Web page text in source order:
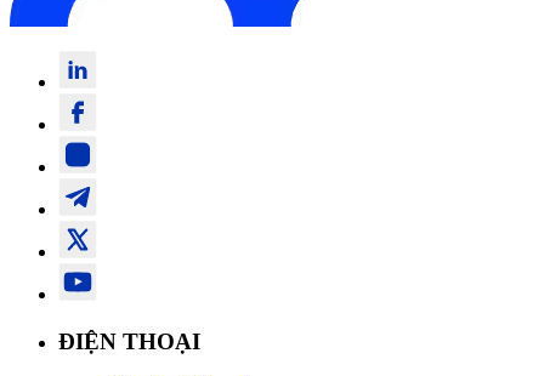
ĐIỆN THOẠI